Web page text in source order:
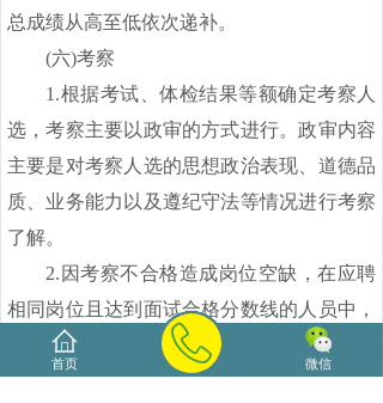
总成绩从高至低依次递补。
(六)考察
1.根据考试、体检结果等额确定考察人
选，考察主要以政审的方式进行。政审内容
主要是对考察人选的思想政治表现、道德品
质、业务能力以及遵纪守法等情况进行考察
了解。
2.因考察不合格造成岗位空缺，在应聘
相同岗位且达到面试合格分数线的人员中，
按总成绩从高至低依次递补。
(七)公示
首页 微信